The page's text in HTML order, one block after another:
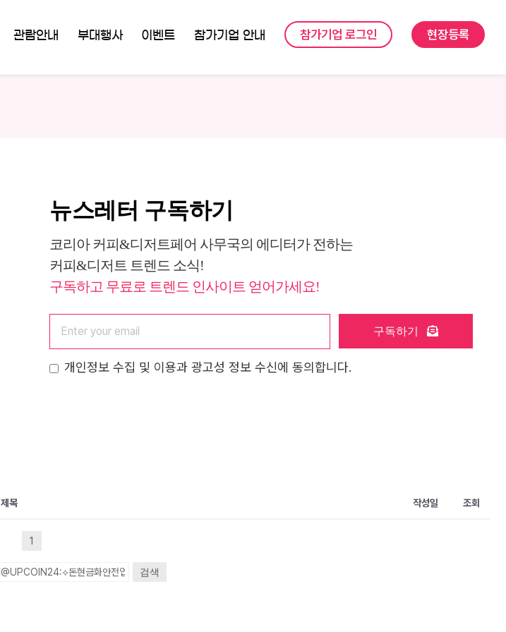
관람안내 부대행사 이벤트 참가기업 안내 참가기업 로그인 현장등록
뉴스레터 구독하기
코리아 커피&디저트페어 사무국의 에디터가 전하는
커피&디저트 트렌드 소식!
구독하고 무료로 트렌드 인사이트 얻어가세요!
구독하기
개인정보 수집 및 이용과 광고성 정보 수신에 동의합니다.
제목 작성일 조회
1
검색